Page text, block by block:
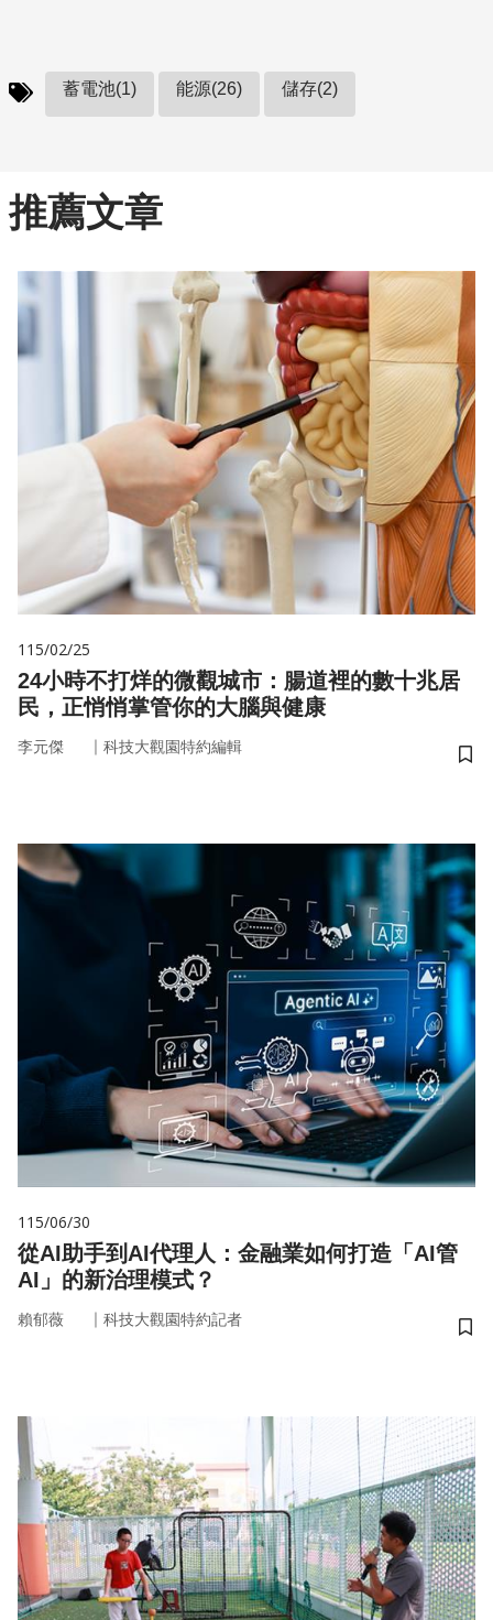
蓄電池(1) 能源(26) 儲存(2)
推薦文章
115/02/25
24小時不打烊的微觀城市：腸道裡的數十兆居
民，正悄悄掌管你的大腦與健康
李元傑 ｜ 科技大觀園特約編輯
儲
115/06/30
從AI助手到AI代理人：金融業如何打造「AI管
AI」的新治理模式？
賴郁薇 ｜ 科技大觀園特約記者
儲